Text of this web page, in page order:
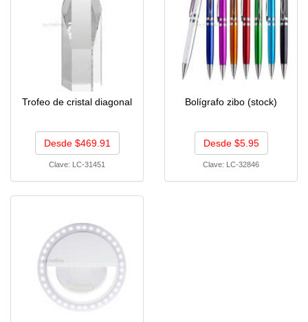
Trofeo de cristal diagonal
Desde $469.91
Clave: LC-31451
Bolígrafo zibo (stock)
Desde $5.95
Clave: LC-32846